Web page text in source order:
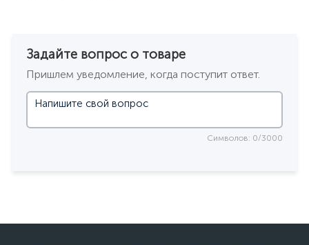
Задайте вопрос о товаре
Пришлем уведомление, когда поступит ответ.
Символов: 0/3000